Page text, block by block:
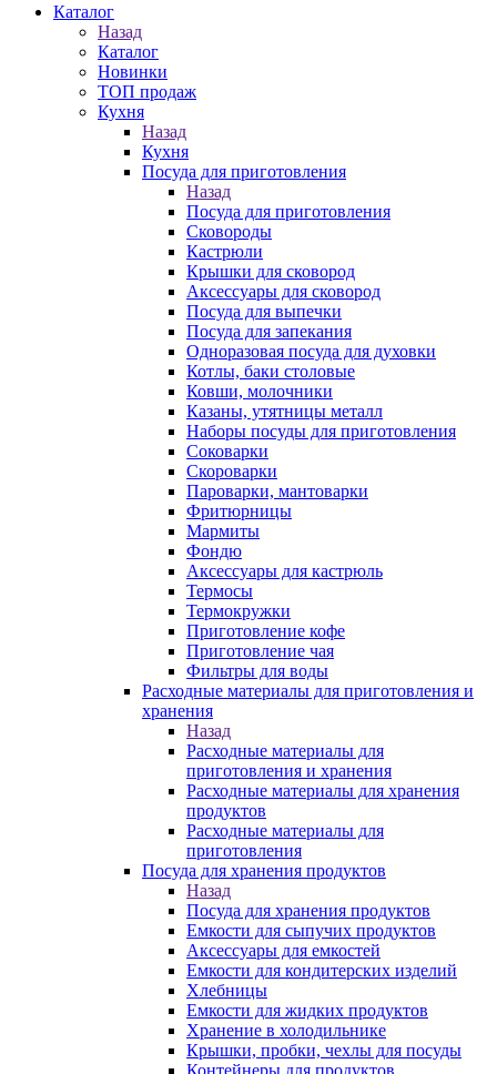
Каталог
Назад
Каталог
Новинки
ТОП продаж
Кухня
Назад
Кухня
Посуда для приготовления
Назад
Посуда для приготовления
Сковороды
Кастрюли
Крышки для сковород
Аксессуары для сковород
Посуда для выпечки
Посуда для запекания
Одноразовая посуда для духовки
Котлы, баки столовые
Ковши, молочники
Казаны, утятницы металл
Наборы посуды для приготовления
Соковарки
Скороварки
Пароварки, мантоварки
Фритюрницы
Мармиты
Фондю
Аксессуары для кастрюль
Термосы
Термокружки
Приготовление кофе
Приготовление чая
Фильтры для воды
Расходные материалы для приготовления и
хранения
Назад
Расходные материалы для
приготовления и хранения
Расходные материалы для хранения
продуктов
Расходные материалы для
приготовления
Посуда для хранения продуктов
Назад
Посуда для хранения продуктов
Емкости для сыпучих продуктов
Аксессуары для емкостей
Емкости для кондитерских изделий
Хлебницы
Емкости для жидких продуктов
Хранение в холодильнике
Крышки, пробки, чехлы для посуды
Контейнеры для продуктов